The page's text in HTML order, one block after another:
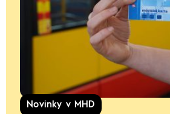
Novinky v MHD